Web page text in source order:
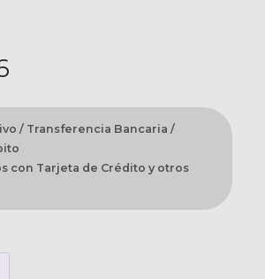
/ Transferencia Bancaria /
con Tarjeta de Crédito y otros